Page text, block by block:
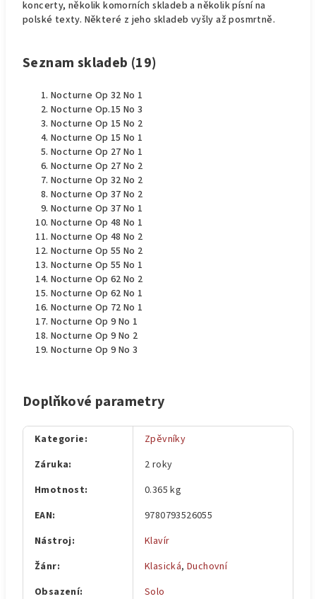
koncerty, několik komorních skladeb a několik písní na
polské texty. Některé z jeho skladeb vyšly až posmrtně.
Seznam skladeb (19)
Nocturne Op 32 No 1
Nocturne Op.15 No 3
Nocturne Op 15 No 2
Nocturne Op 15 No 1
Nocturne Op 27 No 1
Nocturne Op 27 No 2
Nocturne Op 32 No 2
Nocturne Op 37 No 2
Nocturne Op 37 No 1
Nocturne Op 48 No 1
Nocturne Op 48 No 2
Nocturne Op 55 No 2
Nocturne Op 55 No 1
Nocturne Op 62 No 2
Nocturne Op 62 No 1
Nocturne Op 72 No 1
Nocturne Op 9 No 1
Nocturne Op 9 No 2
Nocturne Op 9 No 3
Doplňkové parametry
Kategorie:
Zpěvníky
Záruka:
2 roky
Hmotnost:
0.365 kg
EAN:
9780793526055
Nástroj:
Klavír
Žánr: Klasická,Duchovní
Obsazení: Solo